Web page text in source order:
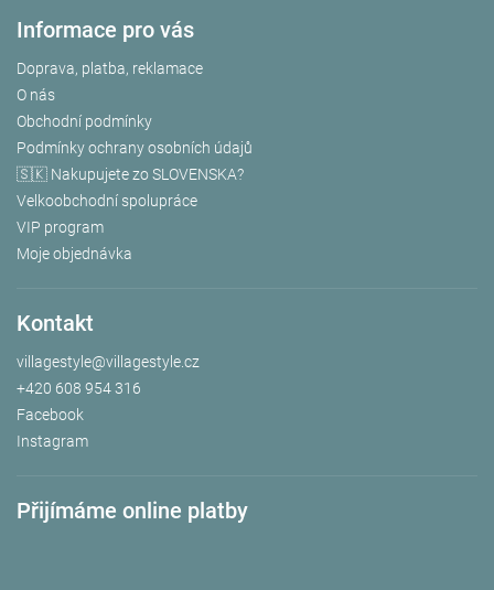
Informace pro vás
Doprava, platba, reklamace
O nás
Obchodní podmínky
Podmínky ochrany osobních údajů
🇸🇰 Nakupujete zo SLOVENSKA?
Velkoobchodní spolupráce
VIP program
Moje objednávka
Kontakt
villagestyle@villagestyle.cz
+420 608 954 316
Facebook
Instagram
Přijímáme online platby